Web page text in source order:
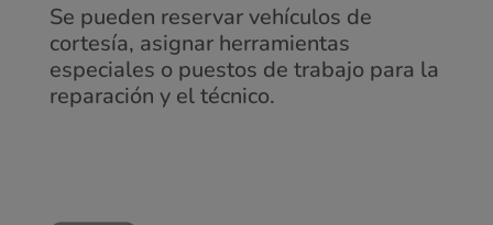
Se pueden reservar vehículos de
cortesía, asignar herramientas
especiales o puestos de trabajo para la
reparación y el técnico.